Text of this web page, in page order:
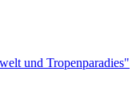
und Tropenparadies"